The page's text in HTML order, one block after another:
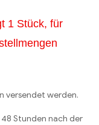
1 Stück, für
versendet werden.
48 Stunden nach der